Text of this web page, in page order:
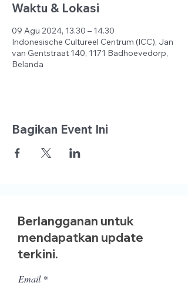
Waktu & Lokasi
09 Agu 2024, 13.30 – 14.30
Indonesische Cultureel Centrum (ICC), Jan
van Gentstraat 140, 1171 Badhoevedorp,
Belanda
Bagikan Event Ini
Berlangganan untuk
mendapatkan update
terkini.
Email